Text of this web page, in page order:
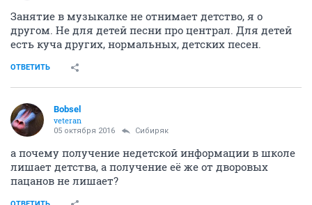
Занятие в музыкалке не отнимает детство, я о
другом. Не для детей песни про централ. Для детей
есть куча других, нормальных, детских песен.
ОТВЕТИТЬ
Bobsel
veteran
05 октября 2016 Сибиряк
а почему получение недетской информации в школе
лишает детства, а получение её же от дворовых
пацанов не лишает?